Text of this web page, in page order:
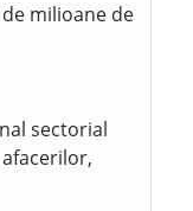
milioane de
sectorial